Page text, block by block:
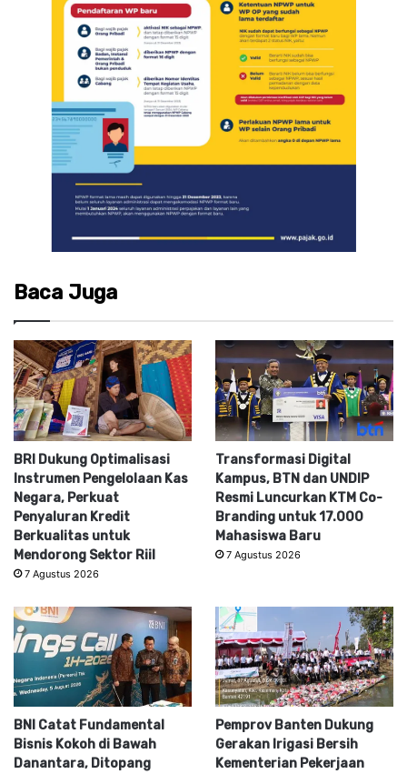
Baca Juga
BRI Dukung Optimalisasi
Instrumen Pengelolaan Kas
Negara, Perkuat
Penyaluran Kredit
Berkualitas untuk
Mendorong Sektor Riil
7 Agustus 2026
Transformasi Digital
Kampus, BTN dan UNDIP
Resmi Luncurkan KTM Co-
Branding untuk 17.000
Mahasiswa Baru
7 Agustus 2026
BNI Catat Fundamental
Bisnis Kokoh di Bawah
Danantara, Ditopang
Pemprov Banten Dukung
Gerakan Irigasi Bersih
Kementerian Pekerjaan